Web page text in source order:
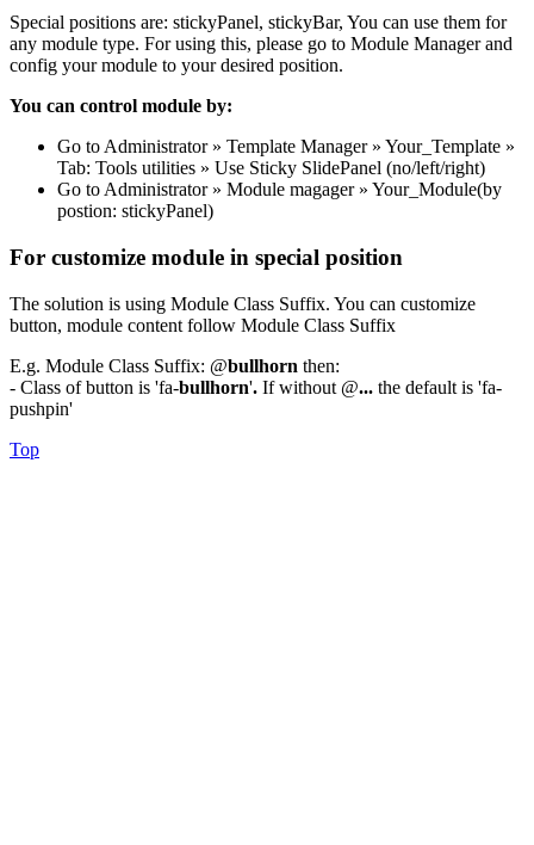
Special positions are: stickyPanel, stickyBar, You can use them for
any module type. For using this, please go to Module Manager and
config your module to your desired position.
You can control module by:
Go to Administrator » Template Manager » Your_Template »
Tab: Tools utilities » Use Sticky SlidePanel (no/left/right)
Go to Administrator » Module magager » Your_Module(by
postion: stickyPanel)
For customize module in special position
The solution is using Module Class Suffix. You can customize
button, module content follow Module Class Suffix
E.g. Module Class Suffix: @bullhorn then:
- Class of button is 'fa-bullhorn'. If without @... the default is 'fa-
pushpin'
Top